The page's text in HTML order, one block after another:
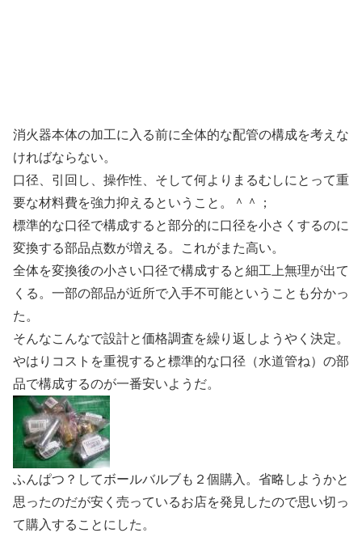
消火器本体の加工に入る前に全体的な配管の構成を考えな
ければならない。
口径、引回し、操作性、そして何よりまるむしにとって重
要な材料費を強力抑えるということ。＾＾；
標準的な口径で構成すると部分的に口径を小さくするのに
変換する部品点数が増える。これがまた高い。
全体を変換後の小さい口径で構成すると細工上無理が出て
くる。一部の部品が近所で入手不可能ということも分かっ
た。
そんなこんなで設計と価格調査を繰り返しようやく決定。
やはりコストを重視すると標準的な口径（水道管ね）の部
品で構成するのが一番安いようだ。
ふんぱつ？してボールバルブも２個購入。省略しようかと
思ったのだが安く売っているお店を発見したので思い切っ
て購入することにした。